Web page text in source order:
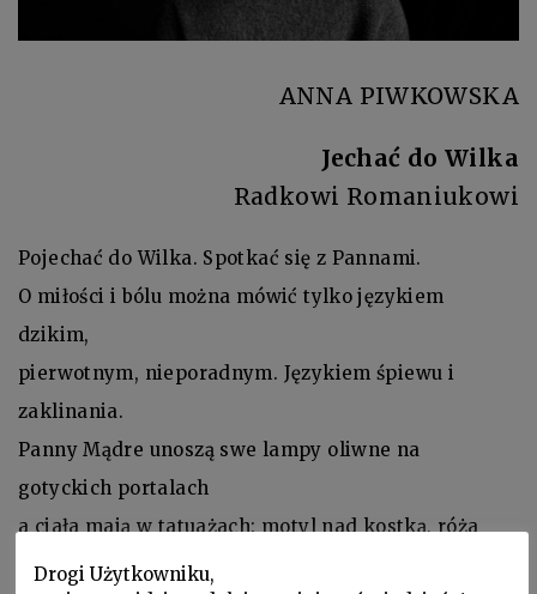
ANNA PIWKOWSKA
Jechać do Wilka
Radkowi Romaniukowi
Pojechać do Wilka. Spotkać się z Pannami.
O miłości i bólu można mówić tylko językiem
dzikim,
pierwotnym, nieporadnym. Językiem śpiewu i
zaklinania.
Panny Mądre unoszą swe lampy oliwne na
gotyckich portalach
a ciała mają w tatuażach: motyl nad kostką, róża
nad obojczykiem.
Drogi Użytkowniku,